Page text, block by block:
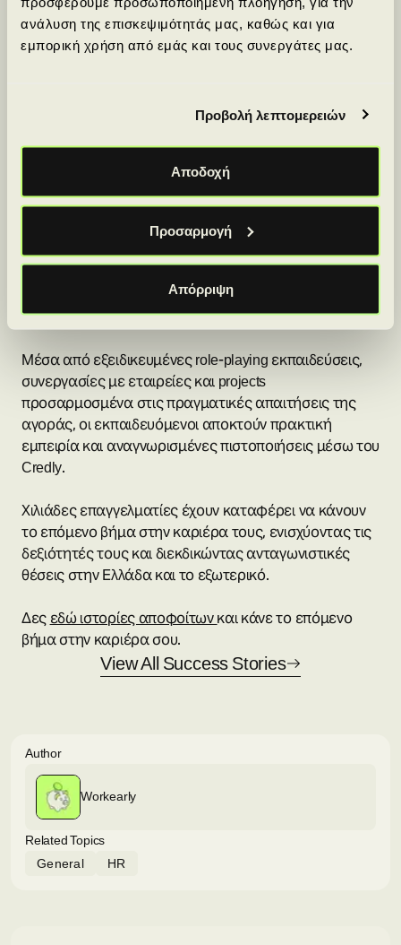
ανάλυση της επισκεψιμότητάς μας, καθώς και για
εμπορική χρήση από εμάς και τους συνεργάτες μας.
Προβολή λεπτομερειών
Αποδοχή
Προσαρμογή
Απόρριψη
Θα μπορώ να αντεπεξέλθω οικονομικά και
πρακτικά στις απαιτήσεις του προγράμματος;
Workearly: Πρακτική
εκπαίδευση και προοπτικές
καριέρας
Το Workearly προωθεί τη φιλοσοφία της πρακτικής
εκπαίδευσης και της απόκτησης επαγγελματικής
αποκτήσουν άμεσα τις απαραίτητες δεξιότητες και
να συνδεθούν με την αγορά εργασίας.
Μέσα από εξειδικευμένες role-playing εκπαιδεύσεις,
συνεργασίες με εταιρείες και projects
προσαρμοσμένα στις πραγματικές απαιτήσεις της
αγοράς, οι εκπαιδευόμενοι αποκτούν πρακτική
εμπειρία και αναγνωρισμένες πιστοποιήσεις μέσω του
Credly.
Χιλιάδες επαγγελματίες έχουν καταφέρει να κάνουν
το επόμενο βήμα στην καριέρα τους, ενισχύοντας τις
δεξιότητές τους και διεκδικώντας ανταγωνιστικές
θέσεις στην Ελλάδα και το εξωτερικό.
Δες εδώ ιστορίες αποφοίτωνκαι κάνε το επόμενο
βήμα στην καριέρα σου.
View All Success Stories
Author
Workearly
Related Topics
General
HR